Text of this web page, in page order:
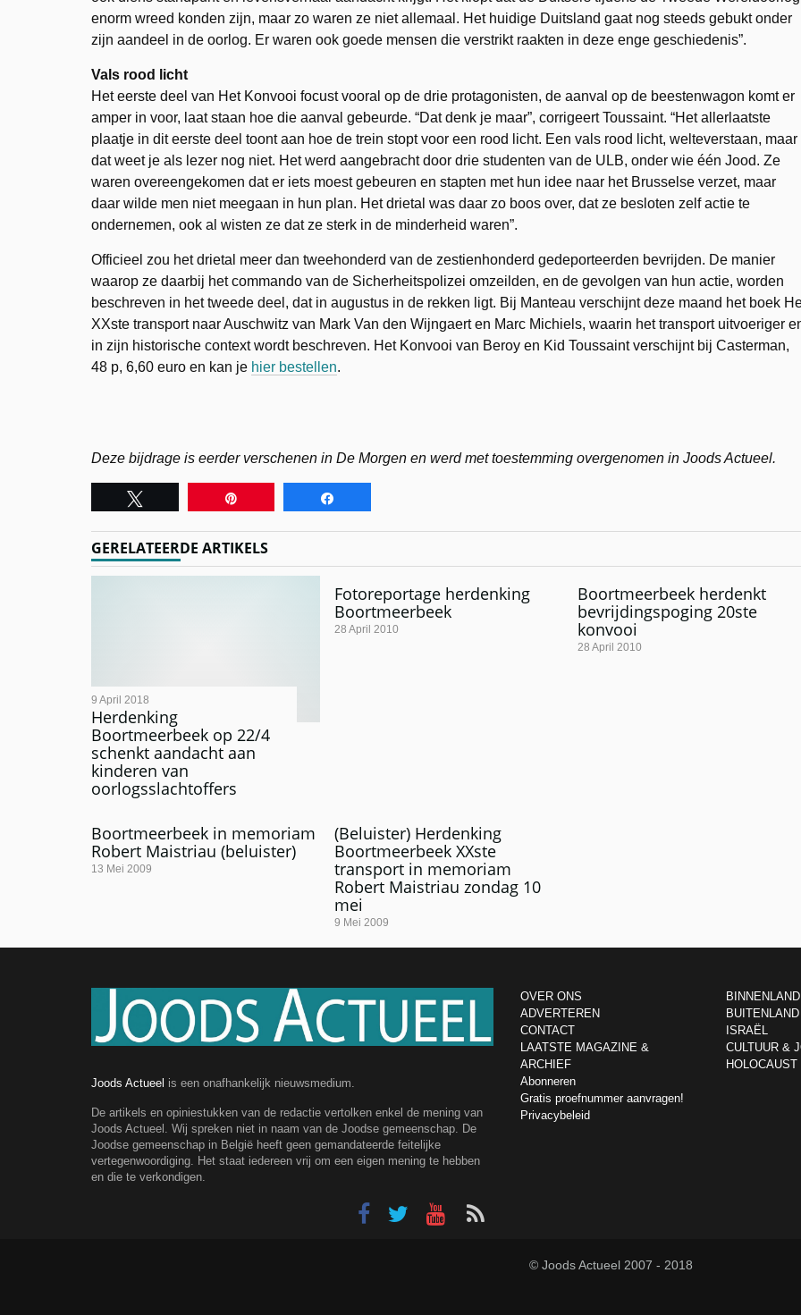
enorm wreed konden zijn, maar zo waren ze niet allemaal. Het huidige Duitsland gaat nog steeds gebukt onder
zijn aandeel in de oorlog. Er waren ook goede mensen die verstrikt raakten in deze enge geschiedenis”.
Vals rood licht
Het eerste deel van Het Konvooi focust vooral op de drie protagonisten, de aanval op de beestenwagon komt er
amper in voor, laat staan hoe die aanval gebeurde. “Dat denk je maar”, corrigeert Toussaint. “Het allerlaatste
plaatje in dit eerste deel toont aan hoe de trein stopt voor een rood licht. Een vals rood licht, welteverstaan, maar
dat weet je als lezer nog niet. Het werd aangebracht door drie studenten van de ULB, onder wie één Jood. Ze
waren overeengekomen dat er iets moest gebeuren en stapten met hun idee naar het Brusselse verzet, maar
daar wilde men niet meegaan in hun plan. Het drietal was daar zo boos over, dat ze besloten zelf actie te
ondernemen, ook al wisten ze dat ze sterk in de minderheid waren”.
Officieel zou het drietal meer dan tweehonderd van de zestienhonderd gedeporteerden bevrijden. De manier
waarop ze daarbij het commando van de Sicherheitspolizei omzeilden, en de gevolgen van hun actie, worden
beschreven in het tweede deel, dat in augustus in de rekken ligt. Bij Manteau verschijnt deze maand het boek
XXste transport naar Auschwitz van Mark Van den Wijngaert en Marc Michiels, waarin het transport uitvoeriger
in zijn historische context wordt beschreven. Het Konvooi van Beroy en Kid Toussaint verschijnt bij Casterman,
48 p, 6,60 euro en kan je hier bestellen.
Deze bijdrage is eerder verschenen in De Morgen en werd met toestemming overgenomen in Joods Actueel.
GERELATEERDE ARTIKELS
Herdenking
Boortmeerbeek op 22/4
schenkt aandacht aan
kinderen van
oorlogsslachtoffers
9 April 2018
Fotoreportage herdenking
Boortmeerbeek
28 April 2010
Boortmeerbeek herdenkt
bevrijdingspoging 20ste
konvooi
28 April 2010
Boortmeerbeek in memoriam
Robert Maistriau (beluister)
13 Mei 2009
(Beluister) Herdenking
Boortmeerbeek XXste
transport in memoriam
Robert Maistriau zondag 10
mei
9 Mei 2009
Joods Actueel is een onafhankelijk nieuwsmedium.
De artikels en opiniestukken van de redactie vertolken enkel de mening van
Joods Actueel. Wij spreken niet in naam van de Joodse gemeenschap. De
Joodse gemeenschap in België heeft geen gemandateerde feitelijke
vertegenwoordiging. Het staat iedereen vrij om een eigen mening te hebben
en die te verkondigen.
OVER ONS
ADVERTEREN
CONTACT
LAATSTE MAGAZINE &
ARCHIEF
Abonneren
Gratis proefnummer aanvragen!
Privacybeleid
BINNENLAND
BUITENLAND
ISRAËL
CULTUUR &
HOLOCAUST
© Joods Actueel 2007 - 2018